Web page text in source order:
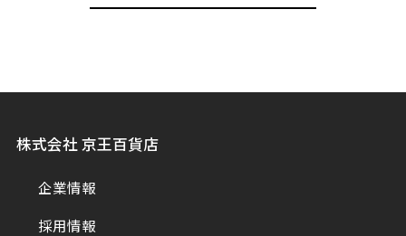
株式会社 京王百貨店
企業情報
採用情報